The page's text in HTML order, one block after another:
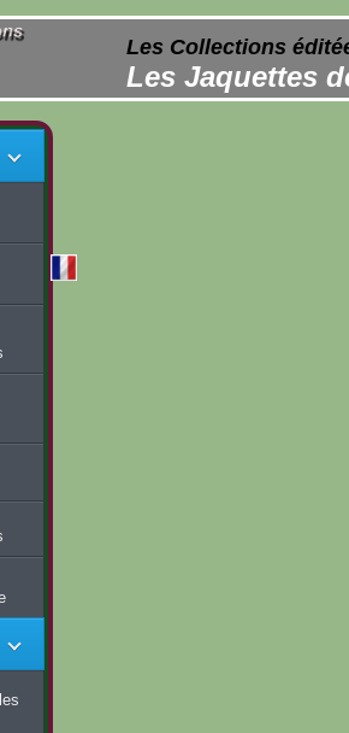
Les Collections
Les Jaquettes